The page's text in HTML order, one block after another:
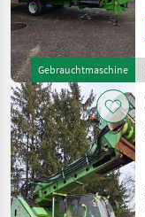
Gebrauchtmaschine